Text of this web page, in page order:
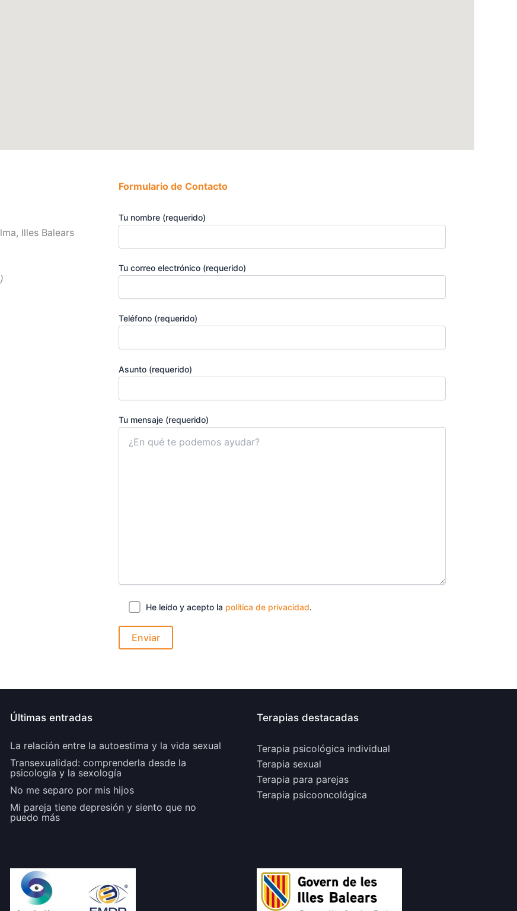
Illes Balears
Formulario de Contacto
Tu nombre (requerido)
Tu correo electrónico (requerido)
Teléfono (requerido)
Asunto (requerido)
Tu mensaje (requerido)
He leído y acepto la política de privacidad.
Últimas entradas
La relación entre la autoestima y la vida sexual
Transexualidad: comprenderla desde la
psicología y la sexología
No me separo por mis hijos
Mi pareja tiene depresión y siento que no
puedo más
Terapias destacadas
Terapia psicológica individual
Terapia sexual
Terapia para parejas
Terapia psicooncológica